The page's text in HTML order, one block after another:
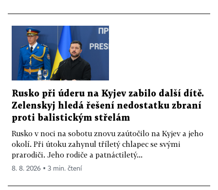
Rusko při úderu na Kyjev zabilo další dítě.
Zelenskyj hledá řešení nedostatku zbraní
proti balistickým střelám
Rusko v noci na sobotu znovu zaútočilo na Kyjev a jeho
okolí. Při útoku zahynul tříletý chlapec se svými
prarodiči. Jeho rodiče a patnáctiletý...
8. 8. 2026 ▪ 3 min. čtení